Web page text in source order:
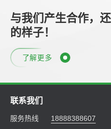
与我们产生合作，
的样子！
了解更多
联系我们
服务热线
18888388607